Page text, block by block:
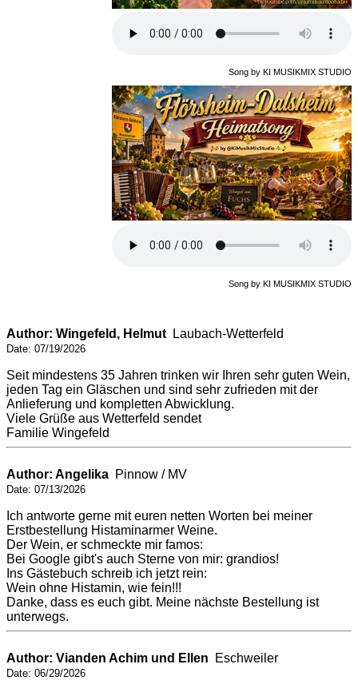
Song by KI MUSIKMIX STUDIO
Song by KI MUSIKMIX STUDIO
Author: Wingefeld, Helmut Laubach-Wetterfeld
Date: 07/19/2026
Seit mindestens 35 Jahren trinken wir Ihren sehr guten Wein,
jeden Tag ein Gläschen und sind sehr zufrieden mit der
Anlieferung und kompletten Abwicklung.
Viele Grüße aus Wetterfeld sendet
Familie Wingefeld
Author: Angelika Pinnow / MV
Date: 07/13/2026
Ich antworte gerne mit euren netten Worten bei meiner
Erstbestellung Histaminarmer Weine.
Der Wein, er schmeckte mir famos:
Bei Google gibt's auch Sterne von mir: grandios!
Ins Gästebuch schreib ich jetzt rein:
Wein ohne Histamin, wie fein!!!
Danke, dass es euch gibt. Meine nächste Bestellung ist
unterwegs.
Author: Vianden Achim und Ellen Eschweiler
Date: 06/29/2026